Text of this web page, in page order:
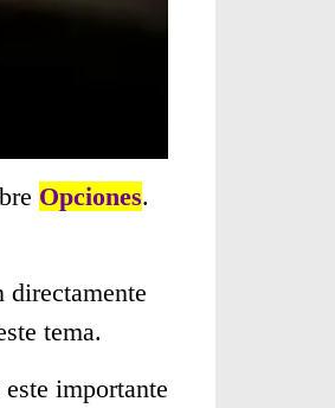
Opciones.
directamente
tema.
importante